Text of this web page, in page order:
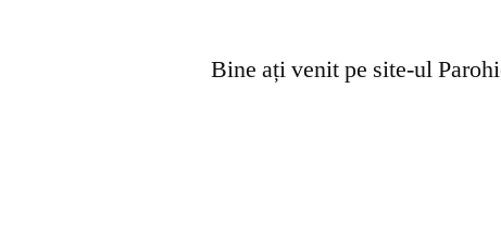
Bine ați venit pe site-ul